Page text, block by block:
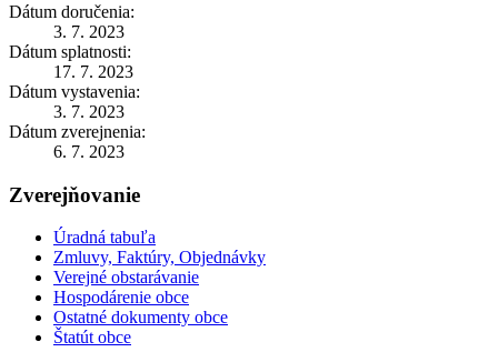
Dátum doručenia:
3. 7. 2023
Dátum splatnosti:
17. 7. 2023
Dátum vystavenia:
3. 7. 2023
Dátum zverejnenia:
6. 7. 2023
Zverejňovanie
Úradná tabuľa
Zmluvy, Faktúry, Objednávky
Verejné obstarávanie
Hospodárenie obce
Ostatné dokumenty obce
Štatút obce